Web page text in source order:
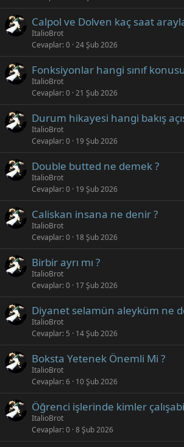
Calpol ve Dolven kaç saat
ItalioBrot
Cevaplar 0 24 Şub 2026
Fonksiyonlar hangi sınıf
ItalioBrot
Cevaplar 0 21 Şub 2026
Durum hikayesi hangi bakış
ItalioBrot
Cevaplar 0 19 Şub 2026
Double butted ne demek ?
ItalioBrot
Cevaplar 0 19 Şub 2026
Caliskan insana ne denir ?
ItalioBrot
Cevaplar 0 18 Şub 2026
Birbir ayrı mı ?
ItalioBrot
Cevaplar 0 17 Şub 2026
Diyanet selamün aleyküm ne
ItalioBrot
Cevaplar 5 14 Şub 2026
Boksta Yetenek Önemli Mi ?
ItalioBrot
Cevaplar 6 10 Şub 2026
Öğrenci işlerinde kimler
ItalioBrot
Cevaplar 0 8 Şub 2026